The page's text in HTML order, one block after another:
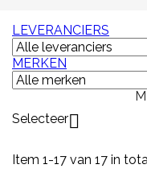
LEVERANCIERS
MERKEN
Selecteer
Item 1-17 van 17 in